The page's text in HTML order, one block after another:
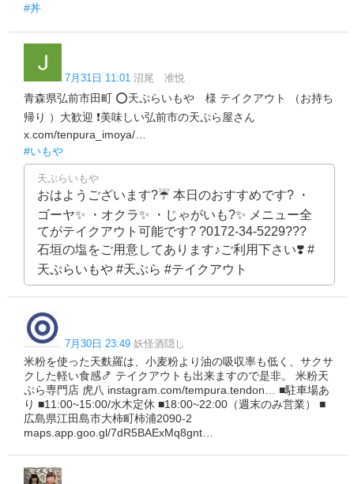
#丼
7月31日 11:01 沼尾 准悦
青森県弘前市田町 ⭕天ぷらいもや 様 テイクアウト （お持ち
帰り ）大歓迎 ❗美味しい弘前市の天ぷら屋さん
x.com/tenpura_imoya/…
#いもや
天ぷらいもや
おはようございます?️☔️ 本日のおすすめです? ・
ゴーヤ✨ ・オクラ✨ ・じゃがいも?✨ メニュー全
てがテイクアウト可能です? ?0172-34-5229???
石垣の塩をご用意してあります♪ご利用下さい❣️ #
天ぷらいもや #天ぷら #テイクアウト
7月30日 23:49 妖怪酒隠し
米粉を使った天麩羅は、小麦粉より油の吸収率も低く、サクサ
クした軽い食感🍤 テイクアウトも出来ますので是非。 米粉天
ぷら専門店 虎八 instagram.com/tempura.tendon… ■駐車場あ
り ■11:00~15:00/水木定休 ■18:00~22:00（週末のみ営業） ■
広島県江田島市大柿町柿浦2090-2
maps.app.goo.gl/7dR5BAExMq8gnt…